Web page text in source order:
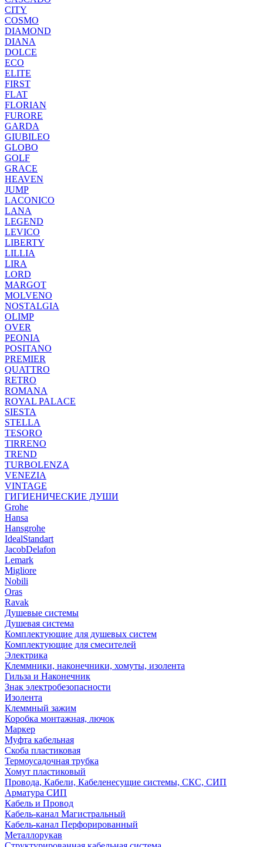
CITY
COSMO
DIAMOND
DIANA
DOLCE
ECO
ELITE
FIRST
FLAT
FLORIAN
FURORE
GARDA
GIUBILEO
GLOBO
GOLF
GRACE
HEAVEN
JUMP
LACONICO
LANA
LEGEND
LEVICO
LIBERTY
LILLIA
LIRA
LORD
MARGOT
MOLVENO
NOSTALGIA
OLIMP
OVER
PEONIA
POSITANO
PREMIER
QUATTRO
RETRO
ROMANA
ROYAL PALACE
SIESTA
STELLA
TESORO
TIRRENO
TREND
TURBOLENZA
VENEZIA
VINTAGE
ГИГИЕНИЧЕСКИЕ ДУШИ
Grohe
Hansa
Hansgrohe
IdealStandart
JacobDelafon
Lemark
Migliore
Nobili
Oras
Ravak
Душевые системы
Душевая система
Комплектующие для душевых систем
Комплектующие для смесителей
Электрика
Клеммники, наконечники, хомуты, изолента
Гильза и Наконечник
Знак электробезопасности
Изолента
Клеммный зажим
Коробка монтажная, лючок
Маркер
Муфта кабельная
Скоба пластиковая
Термоусадочная трубка
Хомут пластиковый
Провода, Кабели, Кабеленесущие системы, СКС, СИП
Арматура СИП
Кабель и Провод
Кабель-канал Магистральный
Кабель-канал Перфорированный
Металлорукав